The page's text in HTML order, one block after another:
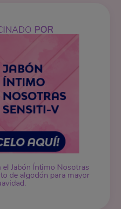
POR
Jabón Íntimo Nosotras
de algodón para mayor